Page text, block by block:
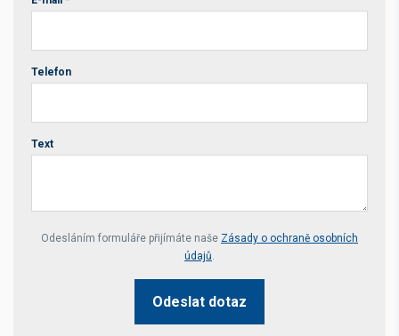
Telefon
Text
Your website *
Odesláním formuláře přijímáte naše Zásady o ochraně osobních
údajů.
Odeslat dotaz